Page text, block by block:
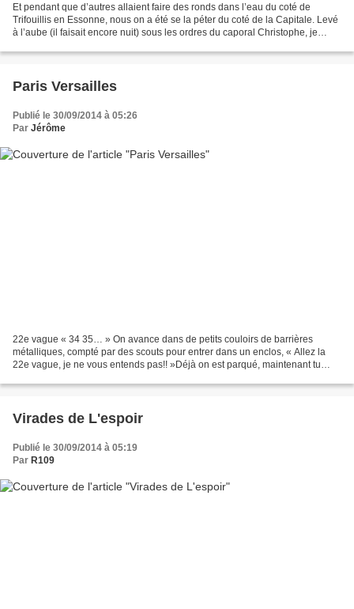
Et pendant que d’autres allaient faire des ronds dans l’eau du coté de
Trifouillis en Essonne, nous on a été se la péter du coté de la Capitale. Levé
à l’aube (il faisait encore nuit) sous les ordres du caporal Christophe, je
Paris Versailles
Publié le 30/09/2014 à 05:26
Par Jérôme
22e vague « 34 35… » On avance dans de petits couloirs de barrières
métalliques, compté par des scouts pour entrer dans un enclos, « Allez la
22e vague, je ne vous entends pas!! »Déjà on est parqué, maintenant tu
Virades de L'espoir
Publié le 30/09/2014 à 05:19
Par R109